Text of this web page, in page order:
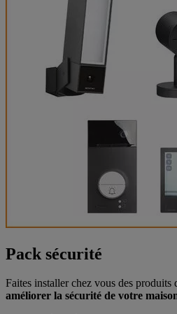
Pack sécurité
Faites installer chez vous des produits
améliorer la sécurité de votre